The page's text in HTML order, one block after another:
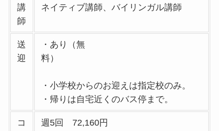
講
師
ネイティブ講師、バイリンガル講師
送
迎
・あり（無
料）
・小学校からのお迎えは指定校のみ。
・帰りは自宅近くのバス停まで。
コ
週5回 72,160円